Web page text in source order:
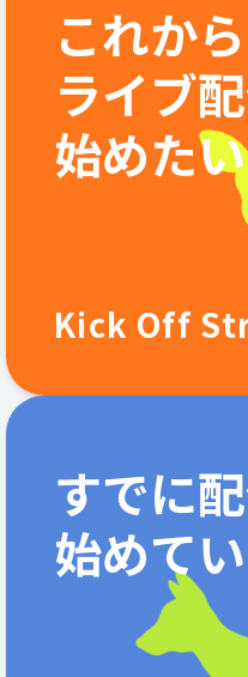
これから
ライブ
始めたい
Kick Off
すでに
始めて